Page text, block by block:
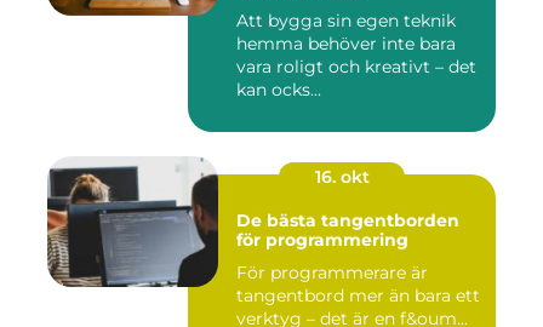
Att bygga sin egen teknik
hemma behöver inte bara
vara roligt och kreativt – det
kan ocks...
16. okt
De bästa tangentborden
för programmering
För programmerare är
tangentbord mer än bara ett
verktyg – det är en f&oum...